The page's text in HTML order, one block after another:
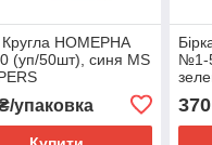
Кругла НОМЕРНА
(уп/50шт), синя MS
упаковка
№1-
370